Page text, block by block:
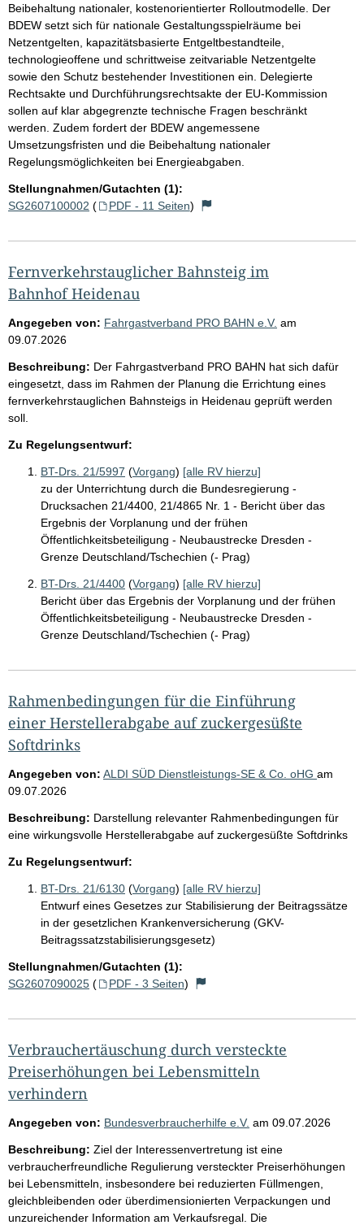
Beibehaltung nationaler, kostenorientierter Rolloutmodelle. Der
BDEW setzt sich für nationale Gestaltungsspielräume bei
Netzentgelten, kapazitätsbasierte Entgeltbestandteile,
technologieoffene und schrittweise zeitvariable Netzentgelte
sowie den Schutz bestehender Investitionen ein. Delegierte
Rechtsakte und Durchführungsrechtsakte der EU-Kommission
sollen auf klar abgegrenzte technische Fragen beschränkt
werden. Zudem fordert der BDEW angemessene
Umsetzungsfristen und die Beibehaltung nationaler
Regelungsmöglichkeiten bei Energieabgaben.
Stellungnahmen/Gutachten (1):
SG2607100002 ( PDF - 11 Seiten)
Fernverkehrstauglicher Bahnsteig im
Bahnhof Heidenau
Angegeben von: Fahrgastverband PRO BAHN e.V. am
09.07.2026
Beschreibung: Der Fahrgastverband PRO BAHN hat sich dafür
eingesetzt, dass im Rahmen der Planung die Errichtung eines
fernverkehrstauglichen Bahnsteigs in Heidenau geprüft werden
soll.
Zu Regelungsentwurf:
BT-Drs. 21/5997 (Vorgang) [alle RV hierzu]
zu der Unterrichtung durch die Bundesregierung -
Drucksachen 21/4400, 21/4865 Nr. 1 - Bericht über das
Ergebnis der Vorplanung und der frühen
Öffentlichkeitsbeteiligung - Neubaustrecke Dresden -
Grenze Deutschland/Tschechien (- Prag)
BT-Drs. 21/4400 (Vorgang) [alle RV hierzu]
Bericht über das Ergebnis der Vorplanung und der frühen
Öffentlichkeitsbeteiligung - Neubaustrecke Dresden -
Grenze Deutschland/Tschechien (- Prag)
Rahmenbedingungen für die Einführung
einer Herstellerabgabe auf zuckergesüßte
Softdrinks
Angegeben von: ALDI SÜD Dienstleistungs-SE & Co. oHG am
09.07.2026
Beschreibung: Darstellung relevanter Rahmenbedingungen für
eine wirkungsvolle Herstellerabgabe auf zuckergesüßte Softdrinks
Zu Regelungsentwurf:
BT-Drs. 21/6130 (Vorgang) [alle RV hierzu]
Entwurf eines Gesetzes zur Stabilisierung der Beitragssätze
in der gesetzlichen Krankenversicherung (GKV-
Beitragssatzstabilisierungsgesetz)
Stellungnahmen/Gutachten (1):
SG2607090025 ( PDF - 3 Seiten)
Verbrauchertäuschung durch versteckte
Preiserhöhungen bei Lebensmitteln
verhindern
Angegeben von: Bundesverbraucherhilfe e.V. am 09.07.2026
Beschreibung: Ziel der Interessenvertretung ist eine
verbraucherfreundliche Regulierung versteckter Preiserhöhungen
bei Lebensmitteln, insbesondere bei reduzierten Füllmengen,
gleichbleibenden oder überdimensionierten Verpackungen und
unzureichender Information am Verkaufsregal. Die